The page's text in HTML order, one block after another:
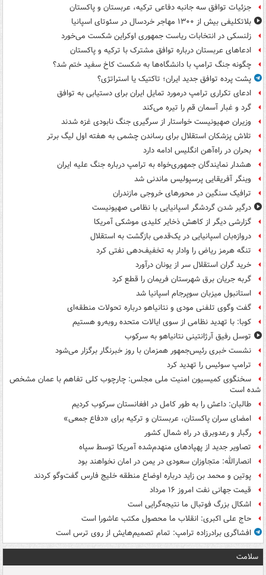
جزئیات توافق سه جانبه دفاعی ترکیه، عربستان و پاکستان
بلاتکلیفی بیش از ۱۳۰۰ مهاجر خردسال در سئوتای اسپانیا
زلنسکی در انتخابات ریاست جمهوری اوکراین شکست می‌خورد
ادعاهای عربستان درباره توافق مشترک با ترکیه و پاکستان
چگونه جنگ ترامپ با دانشگاه‌ها به شکست کاخ سفید ختم شد؟
پشت پرده توافق جدید ایران؛ تاکتیک یا استراتژی؟
ادعای تکراری ترامپ درمورد تمایل ایران برای دستیابی به توافق
گرد و غبار آسمان قم را تیره می‌کند
وزیران صهیونیست خواستار از سرگیری جنگ نابودی غزه شدند
تلاش پزشکان استقلال برای رساندن چشمی به هفته اول لیگ برتر
بحران در راه‌آهن انگلیس ادامه دارد
هشدار نمایندگان جمهوری‌خواه به ترامپ درباره جنگ علیه ایران
وینگر آفریقایی پرسپولیس ماندنی شد
ترافیک سنگین در محورهای خروجی مازندران
درگیر شدن گردشگر اسپانیایی با نظامی صهیونیست
گزارشی دیگر از کاهش ذخایر کلیدی موشکی آمریکا
دروازه‌بان اسپانیایی در یک‌قدمی بازگشت به استقلال
تنگه هرمز ریاض را وادار به تخفیف‌دهی نفتی کرد
خرید گران استقلال سر از یونان درآورد
گربه جریان برق شهرستان فریمان را قطع کرد
استانبول میزبان سوپرجام اسپانیا شد
گفت وگوی تلفنی مودی و نتانیاهو درباره تحولات منطقه‌ای
کوبا: با تهدید نظامی از سوی ایالات متحده روبه‌رو هستیم
توسل رفیق آرژانتینی نتانیاهو به سرکوب
نشست خبری رئیس‌جمهور همزمان با روز خبرنگار برگزار می‌شود
ترامپ سوئیس را تهدید کرد
سخنگوی کمیسیون امنیت ملی مجلس: چارچوب کلی تفاهم با عمان مشخص
شده است
طالبان: داعش را به طور کامل در افغانستان سرکوب کردیم
امضای سران پاکستان، عربستان و ترکیه برای «دفاع جمعی»
رگبار و رعدوبرق در راه شمال کشور
تصاویر جدید از پهپادهای منهدم‌شده آمریکا توسط سپاه
انصارالله: متجاوزان سعودی در یمن در امان نخواهند بود
پوتین و محمد بن زاید درباره اوضاع منطقه خلیج فارس گفت‌وگو کردند
قیمت جهانی نفت امروز ۱۶ مرداد
اشکال بزرگ فوتبال ما نتیجه‌گرایی است
حاج علی اکبری: انقلاب ما محصول مکتب عاشورا است
افشاگری برادرزاده ترامپ: تمام تصمیم‌هایش از روی ترس است
سلامت